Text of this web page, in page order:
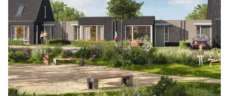
Nieuw: appartementen in Othene Zuid
Geïnteresseerd in een appartement in Othene Zuid?
Geef dan uw wensen door via onze enquête
Naar enquête